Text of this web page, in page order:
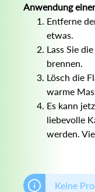
Anwendung
Entferne
etwas.
Lass Sie
brennen.
Lösch die
warme
Es kann
liebevolle
werden.
Keine